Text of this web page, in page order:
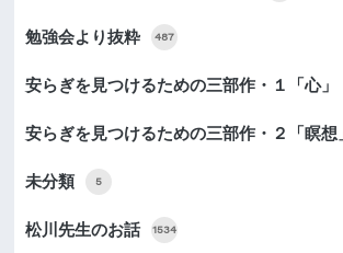
勉強会より抜粋 487
安らぎを見つけるための三部作・１「心」
安らぎを見つけるための三部作・２「瞑想
未分類 5
松川先生のお話 1534